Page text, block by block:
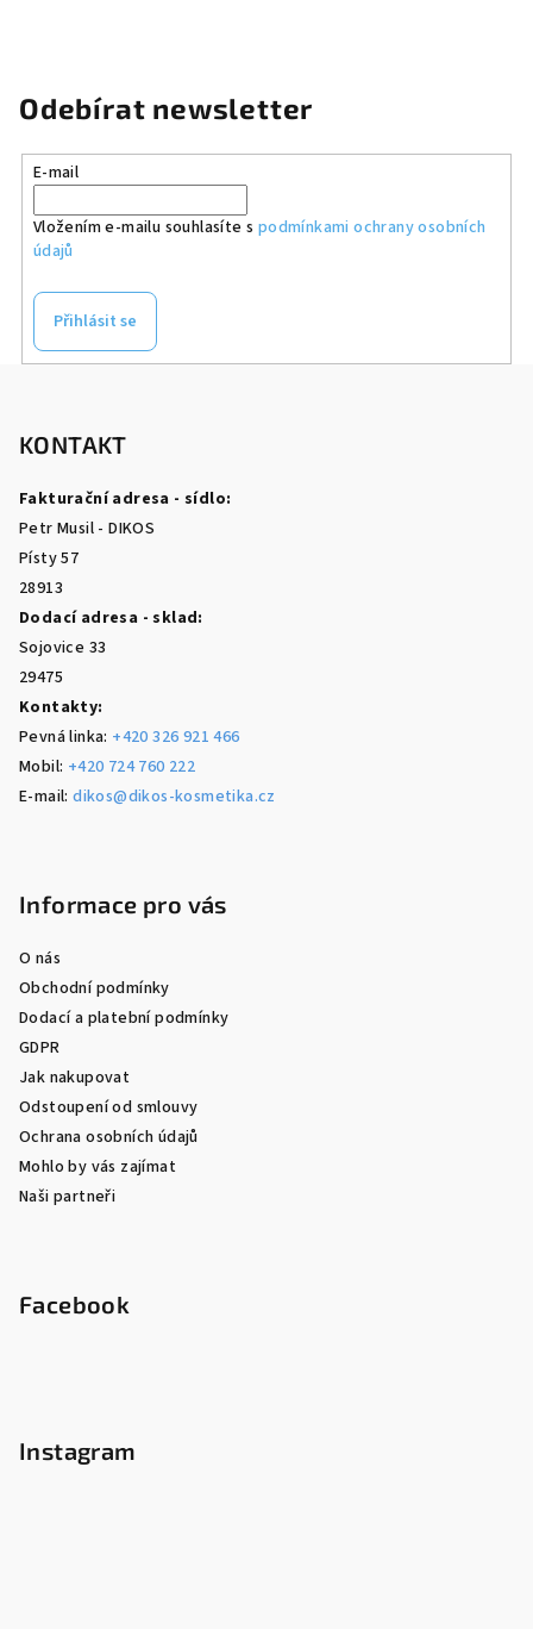
Odebírat newsletter
E-mail
Vložením e-mailu souhlasíte s podmínkami ochrany osobních
údajů
Přihlásit se
KONTAKT
Fakturační adresa - sídlo:
Petr Musil - DIKOS
Písty 57
28913
Dodací adresa - sklad:
Sojovice 33
29475
Kontakty:
Pevná linka: +420 326 921 466
Mobil: +420 724 760 222
E-mail:dikos@dikos-kosmetika.cz
Informace pro vás
O nás
Obchodní podmínky
Dodací a platební podmínky
GDPR
Jak nakupovat
Odstoupení od smlouvy
Ochrana osobních údajů
Mohlo by vás zajímat
Naši partneři
Facebook
Instagram